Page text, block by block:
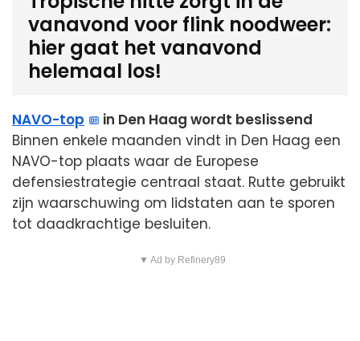
vanavond voor flink noodweer:
hier gaat het vanavond
helemaal los!
NAVO-top
in Den Haag wordt beslissend
Binnen enkele maanden vindt in Den Haag een
NAVO-top plaats waar de Europese
defensiestrategie centraal staat. Rutte gebruikt
zijn waarschuwing om lidstaten aan te sporen
tot daadkrachtige besluiten.
▼ Ad by Refinery89